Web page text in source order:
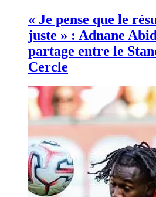
« Je pense que le
juste » : Adnane
partage entre le
Cercle